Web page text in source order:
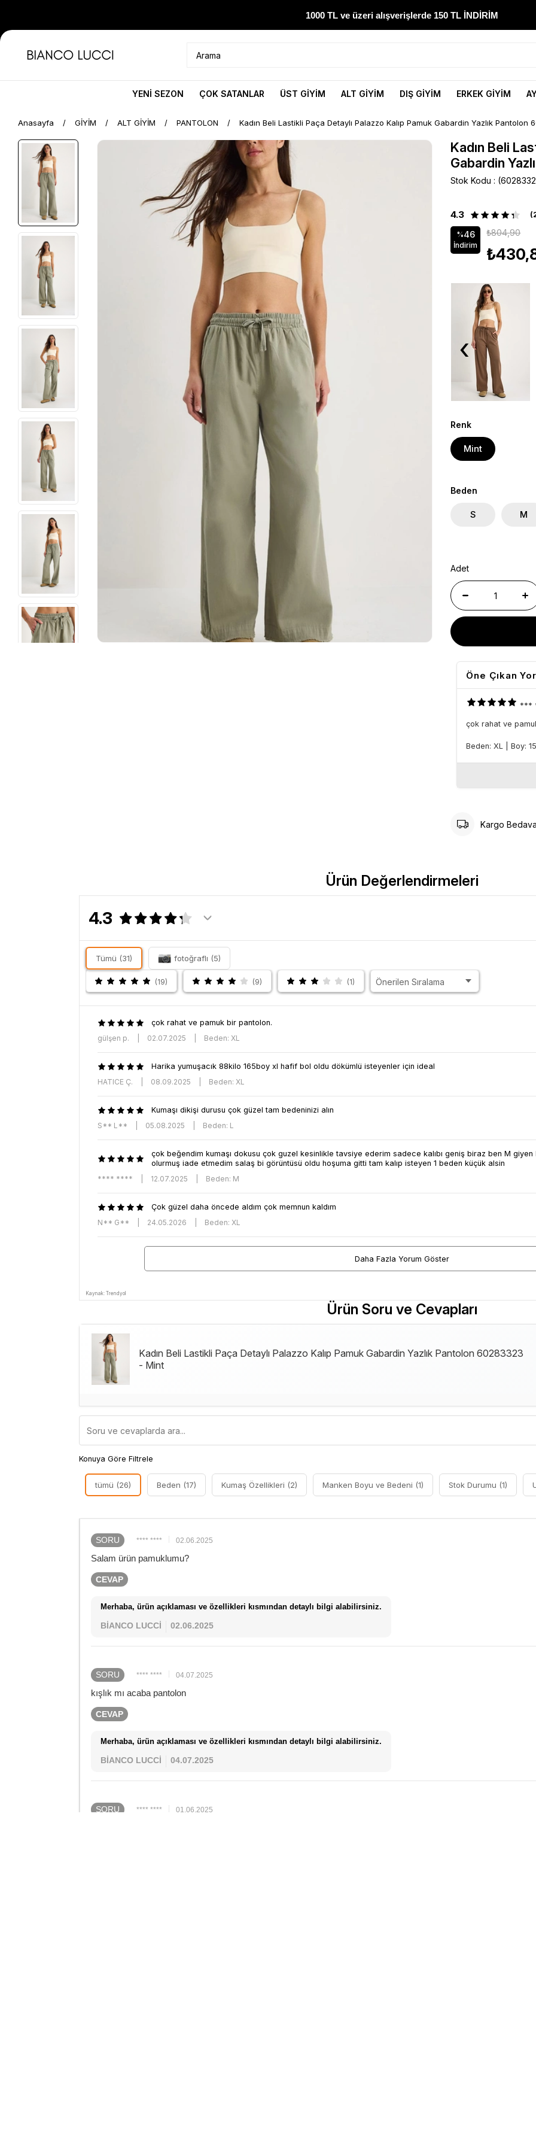
1000 TL ve üzeri alışverişlerde 150 TL İNDİRİM
1000 TL ve üzeri alışverişlerde 150 TL İNDİRİM
YENİ SEZON ÇOK SATANLAR ÜST GİYİM ALT GİYİM DIŞ GİYİM ERKEK GİYİM
Anasayfa GİYİM ALT GİYİM PANTOLON Kadın Beli Lastikli Paça Detaylı Palazzo Kalıp Pamuk Gabardin Yazlık Pantolon
Kadın Beli
Gabardin
Stok Kodu
4.3
%46
İndirim
₺804,90
‹
Renk
Mint
Beden
S M
Adet
Öne Çıkan
***
çok rahat ve
Beden: XL Boy:
Kargo
Ürün Değerlendirmeleri
4.3
Tümü (31) fotoğraflı (5)
(19) (9) (1)
çok rahat ve pamuk bir pantolon.
gülşen p.
02.07.2025 Beden: XL
Harika yumuşacık 88kilo 165boy xl hafif bol oldu dökümlü isteyenler için ideal
HATICE Ç.
08.09.2025 Beden: XL
Kumaşı dikişi durusu çok güzel tam bedeninizi alın
S** L**
05.08.2025 Beden: L
çok beğendim kumaşı dokusu çok guzel kesinlikle tavsiye ederim sadece kalıbı geniş biraz ben M
olurmuş iade etmedim salaş bi görüntüsü oldu hoşuma gitti tam kalıp isteyen 1 beden küçük alsin
**** ****
12.07.2025 Beden: M
Çok güzel daha öncede aldım çok memnun kaldım
N** G**
24.05.2026 Beden: XL
Daha Fazla Yorum Göster
Kaynak: Trendyol
Ürün Soru ve Cevapları
Kadın Beli Lastikli Paça Detaylı Palazzo Kalıp Pamuk Gabardin Yazlık Pantolon 60283323
- Mint
Konuya Göre Filtrele
tümü (26) Beden (17) Kumaş Özellikleri (2) Manken Boyu ve Bedeni (1) Stok Durumu (1)
SORU **** **** 02.06.2025
Salam ürün pamuklumu?
CEVAP
Merhaba, ürün açıklaması ve özellikleri kısmından detaylı bilgi alabilirsiniz.
BİANCO LUCCİ 02.06.2025
SORU **** **** 04.07.2025
kışlık mı acaba pantolon
CEVAP
Merhaba, ürün açıklaması ve özellikleri kısmından detaylı bilgi alabilirsiniz.
BİANCO LUCCİ 04.07.2025
SORU **** **** 01.06.2025